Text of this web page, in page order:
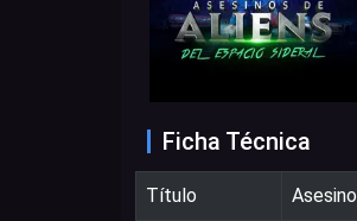
Ficha Técnica
Título